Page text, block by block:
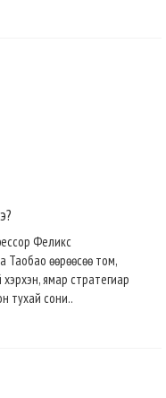
Феликс
Таобао өөрөөсөө том,
ямар стратегиар
тухай сони..